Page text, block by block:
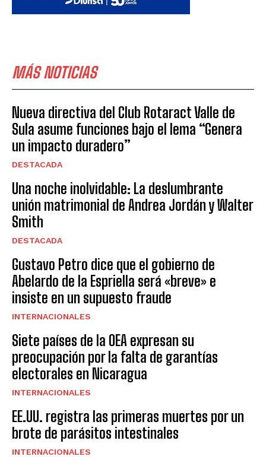
MÁS NOTICIAS
Nueva directiva del Club Rotaract Valle de
Sula asume funciones bajo el lema “Genera
un impacto duradero”
DESTACADA
Una noche inolvidable: La deslumbrante
unión matrimonial de Andrea Jordán y Walter
Smith
DESTACADA
Gustavo Petro dice que el gobierno de
Abelardo de la Espriella será «breve» e
insiste en un supuesto fraude
INTERNACIONALES
Siete países de la OEA expresan su
preocupación por la falta de garantías
electorales en Nicaragua
INTERNACIONALES
EE.UU. registra las primeras muertes por un
brote de parásitos intestinales
INTERNACIONALES